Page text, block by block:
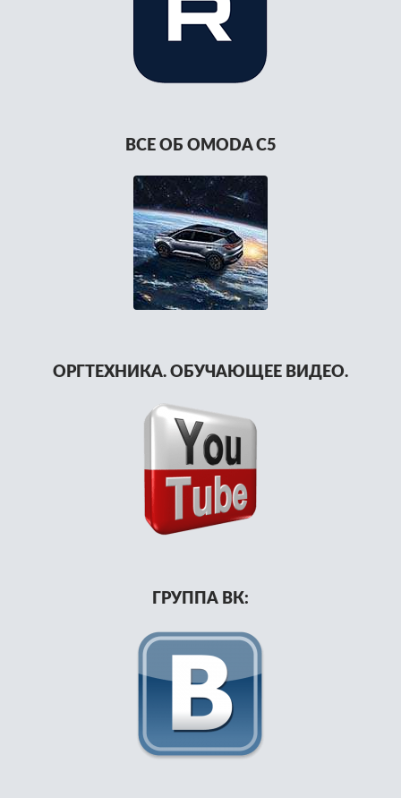
ВСЕ ОБ OMODA C5
ОРГТЕХНИКА. ОБУЧАЮЩЕЕ ВИДЕО.
ГРУППА ВК: